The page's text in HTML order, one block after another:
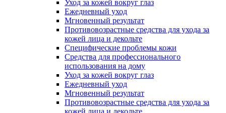
Уход за кожей вокруг глаз
Ежедневный уход
Мгновенный результат
Противовозрастные средства для ухода за
кожей лица и декольте
Специфические проблемы кожи
Средства для профессионального
использования на дому
Уход за кожей вокруг глаз
Ежедневный уход
Мгновенный результат
Противовозрастные средства для ухода за
кожей лица и декольте